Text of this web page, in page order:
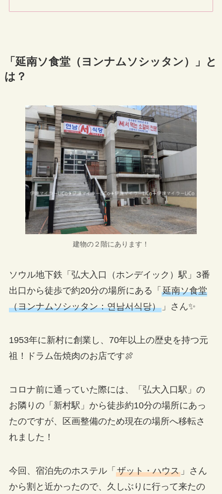
「延南ソ食堂（ヨンナムソシッタン）」と
は？
建物の２階にあります！
ソウル地下鉄「弘大入口（ホンデイック）駅」3番
出口から徒歩で約20分の場所にある「 延南ソ食堂
（ヨンナムソシッタン：연남서식당）」さん✨
1953年に新村に創業し、70年以上の歴史を持つ元
祖！ドラム缶焼肉のお店です🍖
コロナ前に通っていた際には、「弘大入口駅」の
お隣りの「新村駅」から徒歩約10分の場所にあっ
たのですが、区画整備のため現在の場所へ移転さ
れました！
今回、宿泊先のホステル「 ザット・ハウス」さん
から割と近かったので、久しぶりに行って来たの